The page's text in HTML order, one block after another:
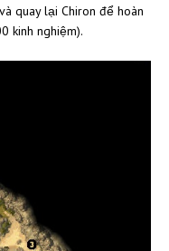
quay lại Chiron để hoàn
kinh nghiệm).